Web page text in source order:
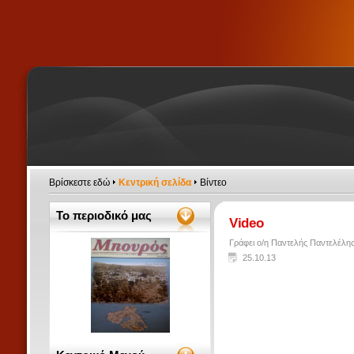
Βρίσκεστε εδώ Κεντρική σελίδα Βίντεο
Video
Γράφει ο/η Παντελής
25.10.13
Το περιοδικό μας